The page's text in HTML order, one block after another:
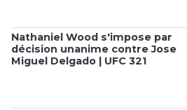
Nathaniel Wood s'impose par
décision unanime contre Jose
Miguel Delgado | UFC 321